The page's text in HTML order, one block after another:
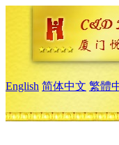
English 简体中文 繁體